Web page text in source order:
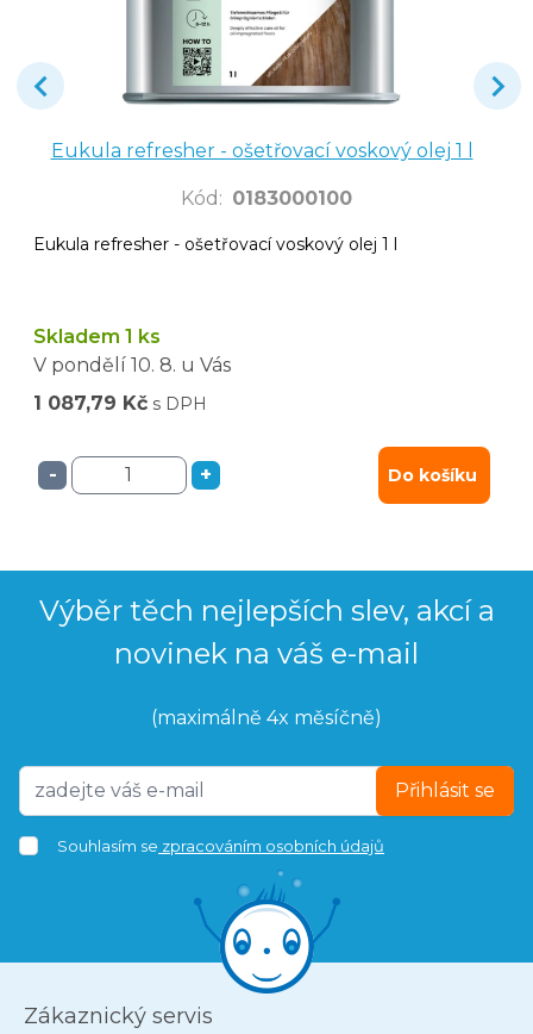
Eukula refresher - ošetřovací voskový olej 1 l
Kód : 0183000100
Eukula refresher - ošetřovací voskový olej 1 l
Skladem 1 ks
V pondělí 10. 8. u Vás
1 087,79 Kč s DPH
- + Do košíku
Výběr těch nejlepších slev, akcí a
novinek na váš e-mail
(maximálně 4x měsíčně)
Přihlásit se
Souhlasím se zpracováním osobních údajů
Zákaznický servis